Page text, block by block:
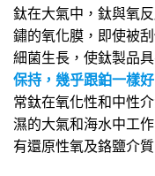
鈦在大氣中，鈦與氧
鏽的氧化膜，即使被
細菌生長，使鈦製品
保持，幾乎跟鉑一樣
常鈦在氧化性和中性
濕的大氣和海水中工
有還原性氧及鉻鹽介